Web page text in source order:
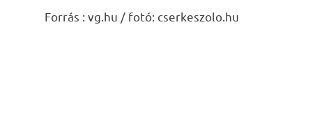
Forrás : vg.hu / fotó: cserkeszolo.hu